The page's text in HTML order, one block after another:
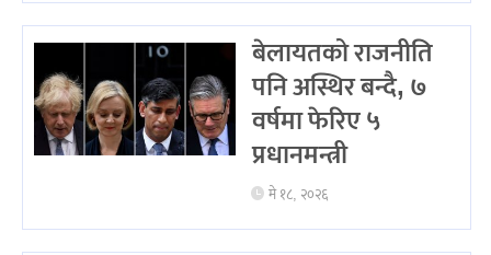
बेलायतको राजनीति
पनि अस्थिर बन्दै, ७
वर्षमा फेरिए ५
प्रधानमन्त्री
मे १८, २०२६